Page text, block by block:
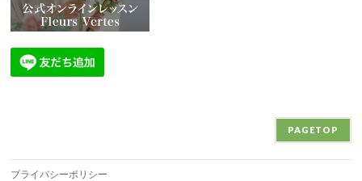
PAGETOP
プライバシーポリシー